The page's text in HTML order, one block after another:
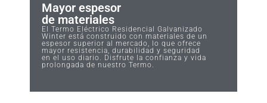
Mayor espesor
de materiales
El Termo Eléctrico Residencial Galvanizado
Winter está construido con materiales de un
espesor superior al mercado, lo que ofrece
mayor resistencia, durabilidad y seguridad
en el uso diario. Disfrute la confianza y vida
prolongada de nuestro Termo.